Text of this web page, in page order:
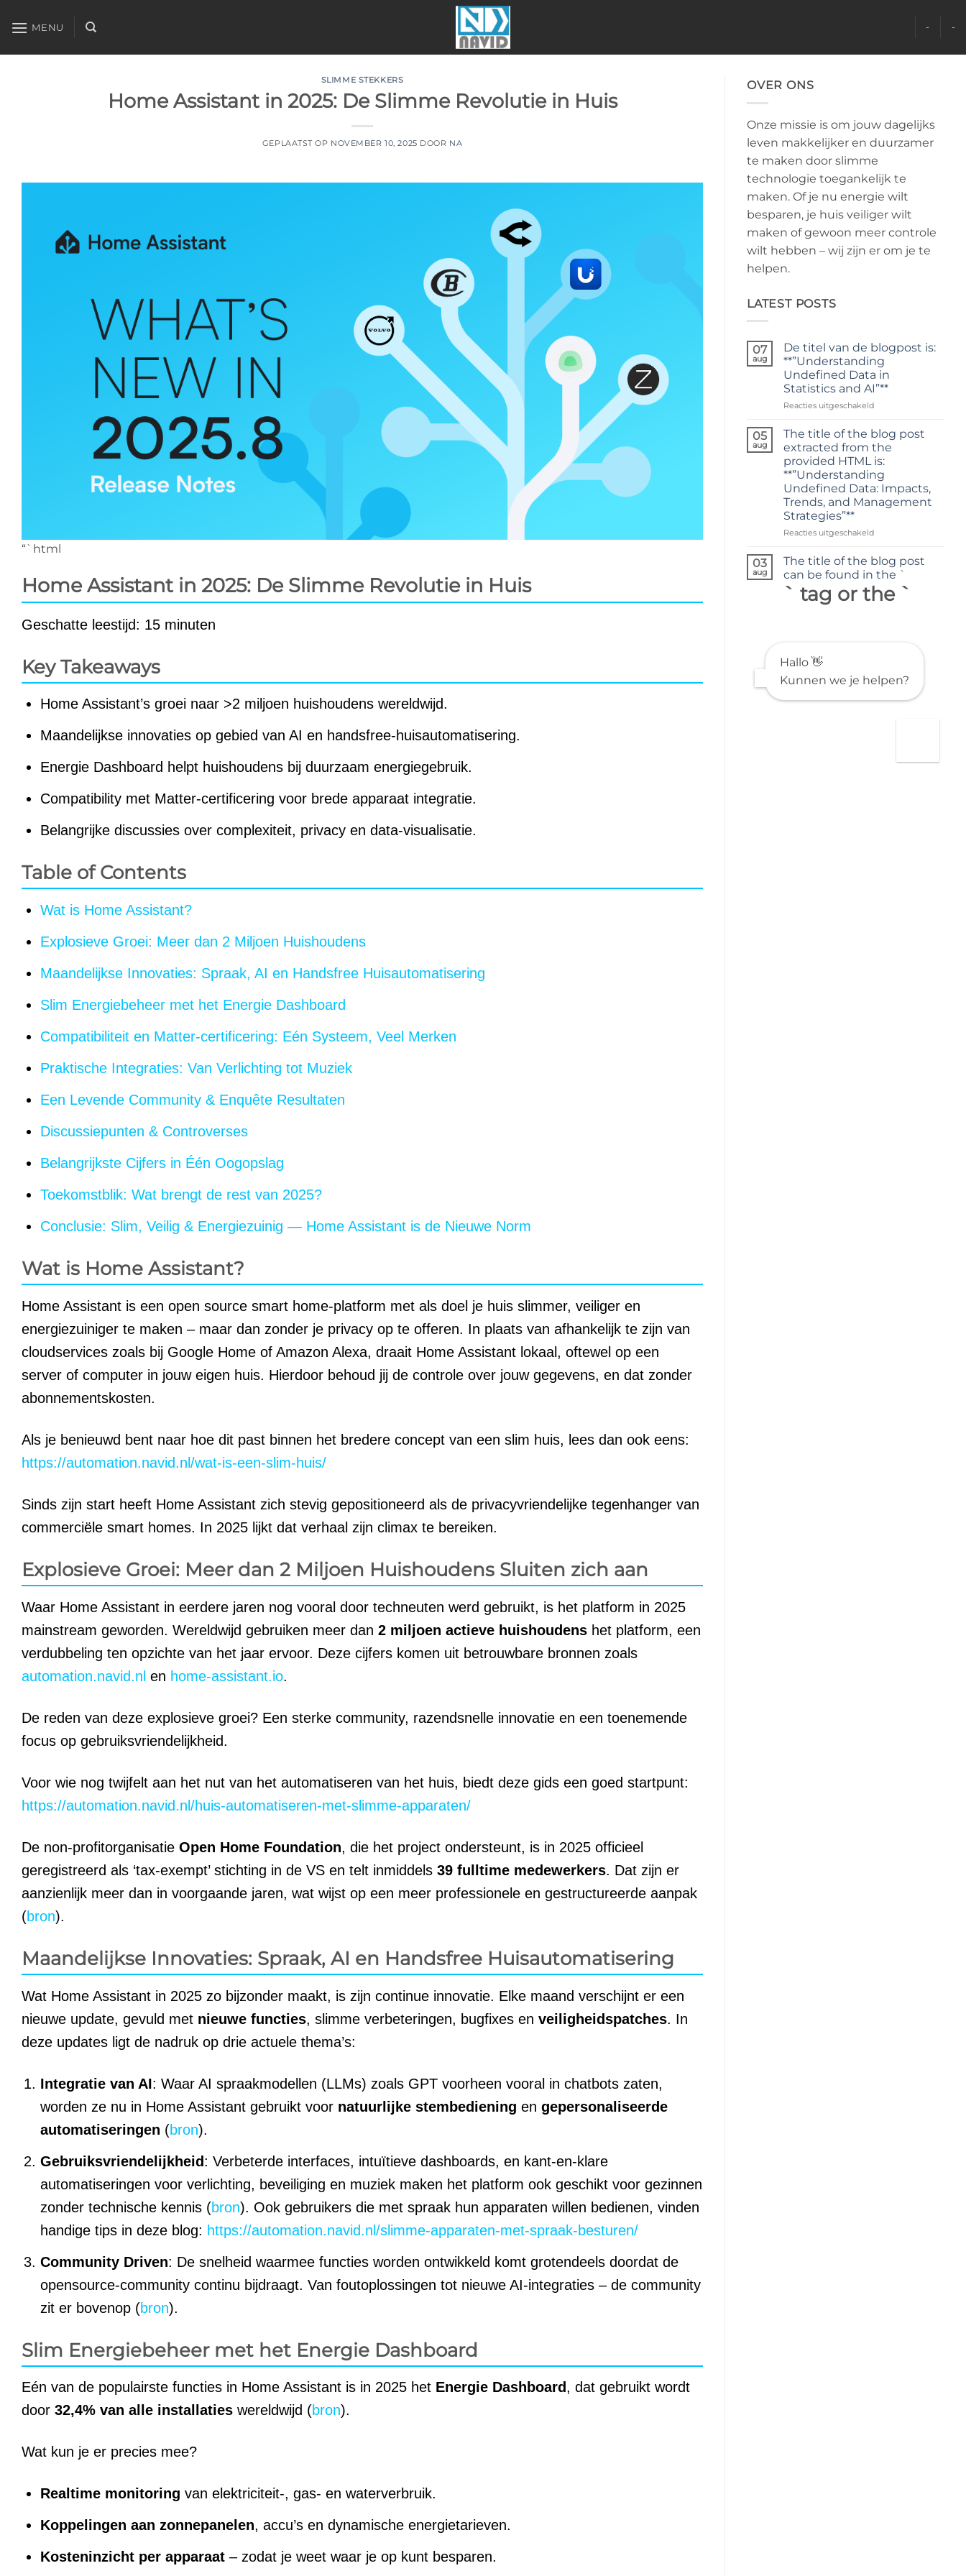
naar
MENU - -
SLIMME STEKKERS
Home Assistant in 2025: De Slimme Revolutie in Huis
GEPLAATST OP NOVEMBER 10, 2025 DOOR NA
“`html
Home Assistant in 2025: De Slimme Revolutie in Huis
Geschatte leestijd: 15 minuten
Key Takeaways
Home Assistant’s groei naar >2 miljoen huishoudens wereldwijd.
Maandelijkse innovaties op gebied van AI en handsfree-huisautomatisering.
Energie Dashboard helpt huishoudens bij duurzaam energiegebruik.
Compatibility met Matter-certificering voor brede apparaat integratie.
Belangrijke discussies over complexiteit, privacy en data-visualisatie.
Table of Contents
Wat is Home Assistant?
Explosieve Groei: Meer dan 2 Miljoen Huishoudens
Maandelijkse Innovaties: Spraak, AI en Handsfree Huisautomatisering
Slim Energiebeheer met het Energie Dashboard
Compatibiliteit en Matter-certificering: Eén Systeem, Veel Merken
Praktische Integraties: Van Verlichting tot Muziek
Een Levende Community & Enquête Resultaten
Discussiepunten & Controverses
Belangrijkste Cijfers in Één Oogopslag
Toekomstblik: Wat brengt de rest van 2025?
Conclusie: Slim, Veilig & Energiezuinig — Home Assistant is de Nieuwe Norm
Wat is Home Assistant?
Home Assistant is een open source smart home-platform met als doel je huis slimmer, veiliger en
energiezuiniger te maken – maar dan zonder je privacy op te offeren. In plaats van afhankelijk te zijn van
cloudservices zoals bij Google Home of Amazon Alexa, draait Home Assistant lokaal, oftewel op een
server of computer in jouw eigen huis. Hierdoor behoud jij de controle over jouw gegevens, en dat zonder
abonnementskosten.
Als je benieuwd bent naar hoe dit past binnen het bredere concept van een slim huis, lees dan ook eens:
https://automation.navid.nl/wat-is-een-slim-huis/
Sinds zijn start heeft Home Assistant zich stevig gepositioneerd als de privacyvriendelijke tegenhanger van
commerciële smart homes. In 2025 lijkt dat verhaal zijn climax te bereiken.
Explosieve Groei: Meer dan 2 Miljoen Huishoudens Sluiten zich aan
Waar Home Assistant in eerdere jaren nog vooral door techneuten werd gebruikt, is het platform in 2025
mainstream geworden. Wereldwijd gebruiken meer dan 2 miljoen actieve huishoudens het platform, een
verdubbeling ten opzichte van het jaar ervoor. Deze cijfers komen uit betrouwbare bronnen zoals
automation.navid.nl en home-assistant.io.
De reden van deze explosieve groei? Een sterke community, razendsnelle innovatie en een toenemende
focus op gebruiksvriendelijkheid.
Voor wie nog twijfelt aan het nut van het automatiseren van het huis, biedt deze gids een goed startpunt:
https://automation.navid.nl/huis-automatiseren-met-slimme-apparaten/
De non-profitorganisatie Open Home Foundation, die het project ondersteunt, is in 2025 officieel
geregistreerd als ‘tax-exempt’ stichting in de VS en telt inmiddels 39 fulltime medewerkers. Dat zijn er
aanzienlijk meer dan in voorgaande jaren, wat wijst op een meer professionele en gestructureerde aanpak
(bron).
Maandelijkse Innovaties: Spraak, AI en Handsfree Huisautomatisering
Wat Home Assistant in 2025 zo bijzonder maakt, is zijn continue innovatie. Elke maand verschijnt er een
nieuwe update, gevuld met nieuwe functies, slimme verbeteringen, bugfixes en veiligheidspatches. In
deze updates ligt de nadruk op drie actuele thema’s:
Integratie van AI: Waar AI spraakmodellen (LLMs) zoals GPT voorheen vooral in chatbots zaten,
worden ze nu in Home Assistant gebruikt voor natuurlijke stembediening en gepersonaliseerde
automatiseringen (bron).
Gebruiksvriendelijkheid: Verbeterde interfaces, intuïtieve dashboards, en kant-en-klare
automatiseringen voor verlichting, beveiliging en muziek maken het platform ook geschikt voor gezinnen
zonder technische kennis (bron). Ook gebruikers die met spraak hun apparaten willen bedienen, vinden
handige tips in deze blog: https://automation.navid.nl/slimme-apparaten-met-spraak-besturen/
Community Driven: De snelheid waarmee functies worden ontwikkeld komt grotendeels doordat de
opensource-community continu bijdraagt. Van foutoplossingen tot nieuwe AI-integraties – de community
zit er bovenop (bron).
Slim Energiebeheer met het Energie Dashboard
Eén van de populairste functies in Home Assistant is in 2025 het Energie Dashboard, dat gebruikt wordt
door 32,4% van alle installaties wereldwijd (bron).
Wat kun je er precies mee?
Realtime monitoring van elektriciteit-, gas- en waterverbruik.
Koppelingen aan zonnepanelen, accu’s en dynamische energietarieven.
Kosteninzicht per apparaat – zodat je weet waar je op kunt besparen.
OVER ONS
Onze missie is om jouw dagelijks
leven makkelijker en duurzamer
te maken door slimme
technologie toegankelijk te
maken. Of je nu energie wilt
besparen, je huis veiliger wilt
maken of gewoon meer controle
wilt hebben – wij zijn er om je te
helpen.
LATEST POSTS
07
aug
De titel van de blogpost is:
**”Understanding
Undefined Data in
Statistics and AI”**
Reacties uitgeschakeldvoor
titel
van
de
blogpost
is:
**”Understanding
Undefined
AI”**
05
aug
The title of the blog post
extracted from the
provided HTML is:
**”Understanding
Undefined Data: Impacts,
Trends, and Management
Strategies”**
Reacties uitgeschakeldvoor
title
of
the
blog
is:
**”Understanding
Undefined
Management
03
aug
The title of the blog post
can be found in the `
` tag or the `
Hallo 👋
Kunnen we je helpen?